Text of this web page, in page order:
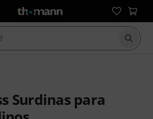
Iniciar
Surdinas para